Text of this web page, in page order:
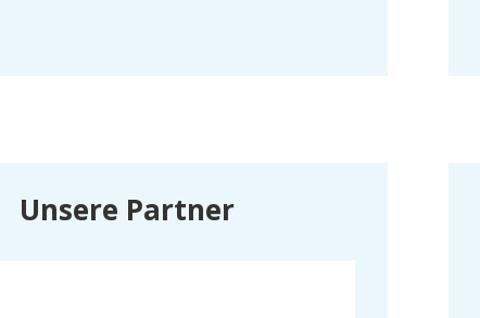
Unsere Partner